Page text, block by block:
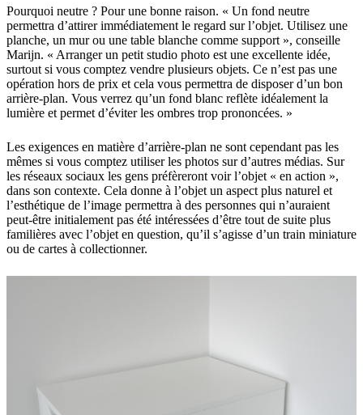
Pourquoi neutre ? Pour une bonne raison. « Un fond neutre
permettra d’attirer immédiatement le regard sur l’objet. Utilisez une
planche, un mur ou une table blanche comme support », conseille
Marijn. « Arranger un petit studio photo est une excellente idée,
surtout si vous comptez vendre plusieurs objets. Ce n’est pas une
opération hors de prix et cela vous permettra de disposer d’un bon
arrière-plan. Vous verrez qu’un fond blanc reflète idéalement la
lumière et permet d’éviter les ombres trop prononcées. »
Les exigences en matière d’arrière-plan ne sont cependant pas les
mêmes si vous comptez utiliser les photos sur d’autres médias. Sur
les réseaux sociaux les gens préfèreront voir l’objet « en action »,
dans son contexte. Cela donne à l’objet un aspect plus naturel et
l’esthétique de l’image permettra à des personnes qui n’auraient
peut-être initialement pas été intéressées d’être tout de suite plus
familières avec l’objet en question, qu’il s’agisse d’un train miniature
ou de cartes à collectionner.